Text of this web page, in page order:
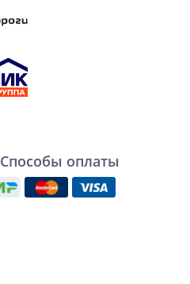
Способы оплаты